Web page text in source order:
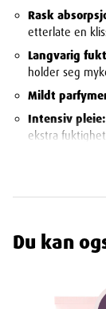
Rask
etterlate en
Langvarig
holder seg
Mildt
Intensiv pleie:
ekstra
Cosmica Foot
Påfør kremen:
Du kan